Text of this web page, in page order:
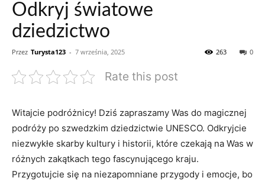
Odkryj światowe
dziedzictwo
Przez Turysta123 - 7 września, 2025 0
263
Rate this post
Witajcie podróżnicy! Dziś⁤ zapraszamy⁣ Was ‍do⁤ magicznej​
podróży po‌ szwedzkim dziedzictwie UNESCO. Odkryjcie
niezwykłe skarby kultury ‍i historii, które czekają na Was w
różnych zakątkach⁣ tego fascynującego kraju.
Przygotujcie się​ na niezapomniane przygody⁢ i emocje,⁣ bo